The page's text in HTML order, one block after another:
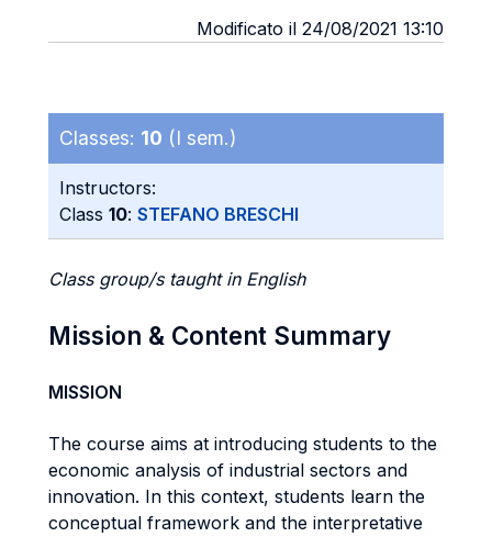
Modificato il 24/08/2021 13:10
Classes: 10 (I sem.)
Instructors:
Class 10: STEFANO BRESCHI
Class group/s taught in English
Mission & Content Summary
MISSION
The course aims at introducing students to the
economic analysis of industrial sectors and
innovation. In this context, students learn the
conceptual framework and the interpretative